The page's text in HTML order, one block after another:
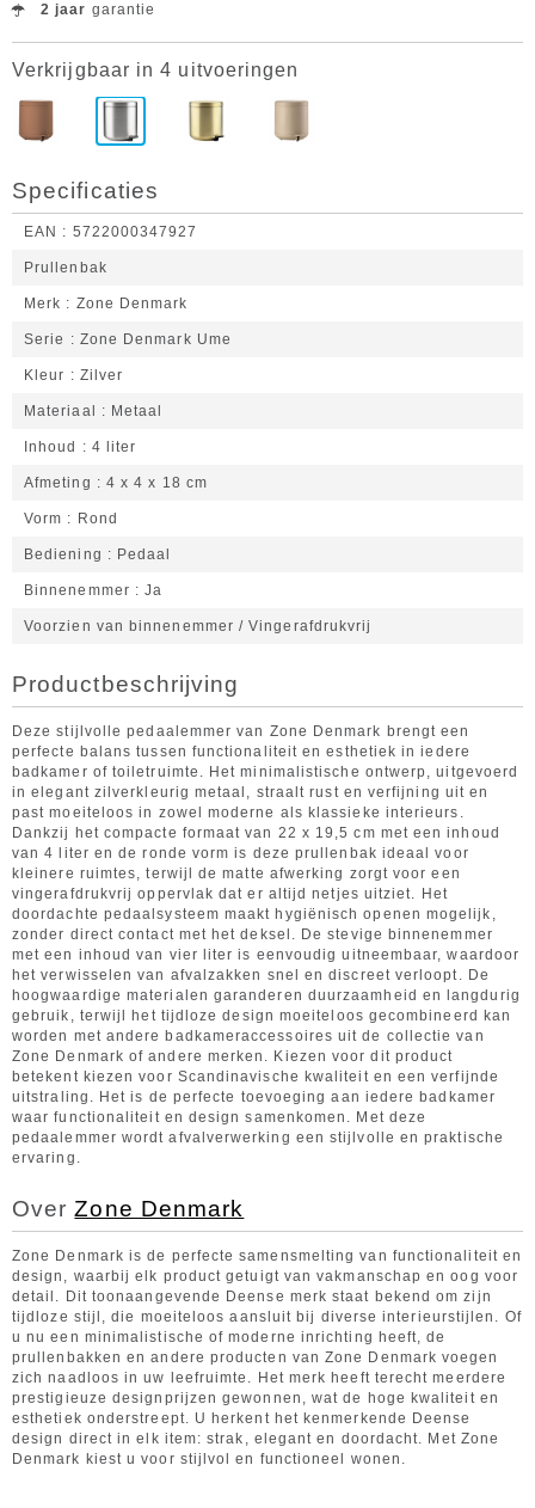
2 jaar garantie
Verkrijgbaar in 4 uitvoeringen
Specificaties
EAN 5722000347927
Prullenbak
Merk Zone Denmark
Serie Zone Denmark Ume
Kleur Zilver
Materiaal Metaal
Inhoud 4 liter
Afmeting 4 x 4 x 18 cm
Vorm Rond
Bediening Pedaal
Binnenemmer Ja
Voorzien van binnenemmer / Vingerafdrukvrij
Productbeschrijving
Deze stijlvolle pedaalemmer van Zone Denmark brengt een
perfecte balans tussen functionaliteit en esthetiek in iedere
badkamer of toiletruimte. Het minimalistische ontwerp, uitgevoerd
in elegant zilverkleurig metaal, straalt rust en verfijning uit en
past moeiteloos in zowel moderne als klassieke interieurs.
Dankzij het compacte formaat van 22 x 19,5 cm met een inhoud
van 4 liter en de ronde vorm is deze prullenbak ideaal voor
kleinere ruimtes, terwijl de matte afwerking zorgt voor een
vingerafdrukvrij oppervlak dat er altijd netjes uitziet. Het
doordachte pedaalsysteem maakt hygiënisch openen mogelijk,
zonder direct contact met het deksel. De stevige binnenemmer
met een inhoud van vier liter is eenvoudig uitneembaar, waardoor
het verwisselen van afvalzakken snel en discreet verloopt. De
hoogwaardige materialen garanderen duurzaamheid en langdurig
gebruik, terwijl het tijdloze design moeiteloos gecombineerd kan
worden met andere badkameraccessoires uit de collectie van
Zone Denmark of andere merken. Kiezen voor dit product
betekent kiezen voor Scandinavische kwaliteit en een verfijnde
uitstraling. Het is de perfecte toevoeging aan iedere badkamer
waar functionaliteit en design samenkomen. Met deze
pedaalemmer wordt afvalverwerking een stijlvolle en praktische
ervaring.
OverZone Denmark
Zone Denmark is de perfecte samensmelting van functionaliteit en
design, waarbij elk product getuigt van vakmanschap en oog voor
detail. Dit toonaangevende Deense merk staat bekend om zijn
tijdloze stijl, die moeiteloos aansluit bij diverse interieurstijlen. Of
u nu een minimalistische of moderne inrichting heeft, de
prullenbakken en andere producten van Zone Denmark voegen
zich naadloos in uw leefruimte. Het merk heeft terecht meerdere
prestigieuze designprijzen gewonnen, wat de hoge kwaliteit en
esthetiek onderstreept. U herkent het kenmerkende Deense
design direct in elk item: strak, elegant en doordacht. Met Zone
Denmark kiest u voor stijlvol en functioneel wonen.